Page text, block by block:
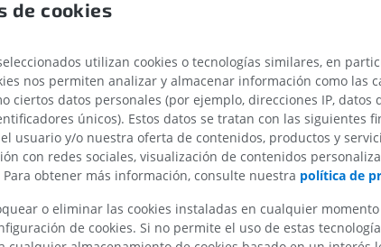
derecha
IRM de la mano
Radiografías del miembro
superior
Radiografía
PREMIUM
Miembro superior
Ilustraciones
IRM
IRM
de cookies
utilizan cookies o tecnologías similares, en
nos permiten analizar y almacenar información como las
ciertos datos personales (por ejemplo, direcciones IP, datos
únicos). Estos datos se tratan con las siguientes
usuario y/o nuestra oferta de contenidos, productos y
con redes sociales, visualización de contenidos
obtener más información, consulte nuestra política de
o eliminar las cookies instaladas en cualquier
de cookies. Si no permite el uso de estas